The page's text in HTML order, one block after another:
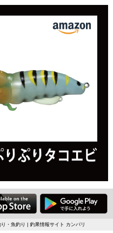
・魚釣り | 釣果情報サイト カンパリ